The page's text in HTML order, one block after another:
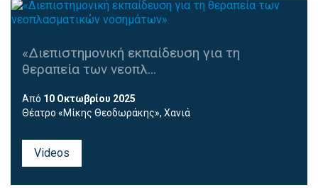
«Διεπιστημονική εκπαίδευση για τη
θεραπεία των νεοπλ...
Από 10 Οκτωβρίου 2025
Θέατρο «Μίκης Θεοδωράκης», Χανιά
Videos